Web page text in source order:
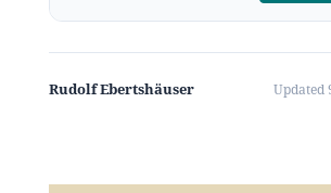
Rudolf Ebertshäuser Updated